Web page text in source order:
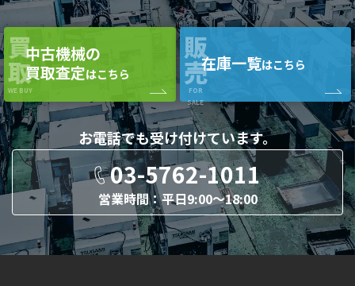
買
取
WE BUY
中古機械の
買取査定はこちら
販
売
FOR
SALE
在庫一覧はこちら
お電話でも受け付けています。
03-5762-1011
営業時間：平日9:00〜18:00